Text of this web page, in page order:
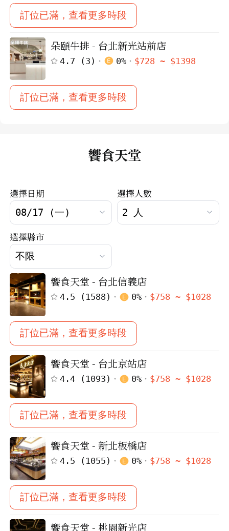
訂位已滿，查看更多時段
朵頤牛排 - 台北新光站前店
4.7 (3 ) 0% $728 ~ $1398
訂位已滿，查看更多時段
饗食天堂
選擇日期 選擇人數
選擇縣市
饗食天堂 - 台北信義店
4.5 ( 1588) 0% $758 ~ $1028
訂位已滿，查看更多時段
饗食天堂 - 台北京站店
4.4 ( 1093 ) 0% $758 ~ $1028
訂位已滿，查看更多時段
饗食天堂 - 新北板橋店
4.5 ( 1055 ) 0% $758 ~ $1028
訂位已滿，查看更多時段
饗食天堂 - 桃園新光店
登出
確定要登出嗎？